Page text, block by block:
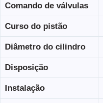
Comando de válvulas
Curso do pistão
Diâmetro do cilindro
Disposição
Instalação